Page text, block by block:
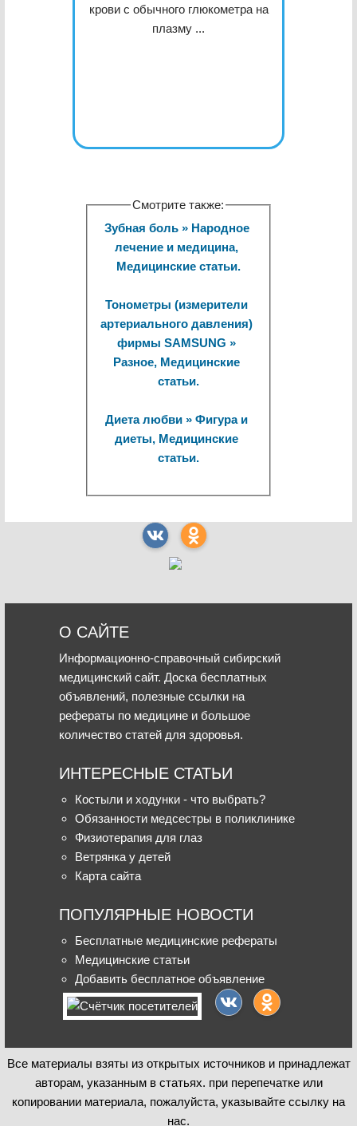
крови с обычного глюкометра на
плазму ...
Смотрите также:
Зубная боль » Народное
лечение и медицина,
Медицинские статьи.
Тонометры (измерители
артериального давления)
фирмы SAMSUNG »
Разное, Медицинские
статьи.
Диета любви » Фигура и
диеты, Медицинские
статьи.
О САЙТЕ
Информационно-справочный сибирский
медицинский сайт. Доска бесплатных
объявлений, полезные ссылки на
рефераты по медицине и большое
количество статей для здоровья.
ИНТЕРЕСНЫЕ СТАТЬИ
Костыли и ходунки - что выбрать?
Обязанности медсестры в поликлинике
Физиотерапия для глаз
Ветрянка у детей
Карта сайта
ПОПУЛЯРНЫЕ НОВОСТИ
Бесплатные медицинские рефераты
Медицинские статьи
Добавить бесплатное объявление
Все материалы взяты из открытых источников и принадлежат
авторам, указанным в статьях. при перепечатке или
копировании материала, пожалуйста, указывайте ссылку на
нас.